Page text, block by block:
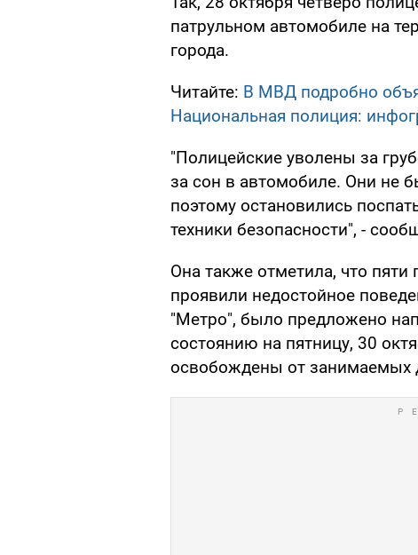
патрульном автомобиле на
города.
Читайте: В МВД подробно
Национальная полиция:
"Полицейские уволены за
за сон в автомобиле. Они не
поэтому остановились
техники безопасности", -
Она также отметила, что
проявили недостойное
"Метро", было предложено
состоянию на пятницу, 30
освобождены от занимаемых